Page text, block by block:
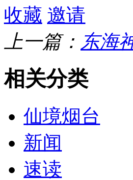
收藏 邀请
上一篇： 东海
相关分类
仙境烟台
新闻
速读